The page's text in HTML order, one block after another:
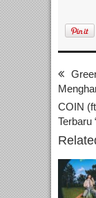
COIN
Terbaru